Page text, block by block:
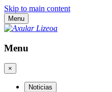
Skip to main content
Menu
Menu
×
Noticias